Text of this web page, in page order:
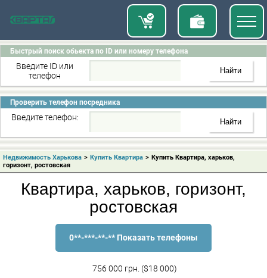
Быстрый поиск обьекта по ID или номеру телефона
Введите ID или
телефон
Проверить телефон посредника
Введите телефон:
Недвижимость Харькова > Купить Квартира > Купить Квартира, харьков,
горизонт, ростовская
Квартира, харьков, горизонт,
ростовская
0**-***-**-** Показать телефоны
756 000 грн. ($18 000)